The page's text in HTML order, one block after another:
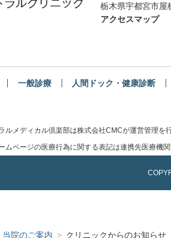
栃木県宇都宮市屋
アクセスマップ
一般診療 人間ドック・健康診断
ルメディカル倶楽部は株式会社CMCが運営管理を
ムページの医療行為に関する表記は連携先医療機
当院のご案内 > クリニックからのお知らせ